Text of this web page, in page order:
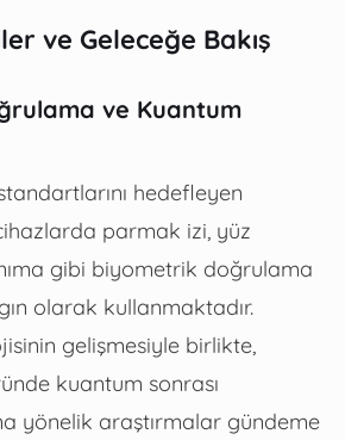
ve Geleceğe Bakış
ve Kuantum
hedefleyen
parmak izi, yüz
gibi biyometrik doğrulama
olarak kullanmaktadır.
gelişmesiyle birlikte,
kuantum sonrası
yönelik araştırmalar gündeme